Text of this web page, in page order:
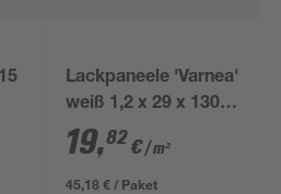
Lackpaneele 'Varnea'
weiß 1,2 x 29 x 130
cm 6 Stück
19,82€/ m²
45,18 € / Paket